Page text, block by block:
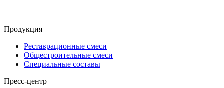
Продукция
Реставрационные смеси
Общестроительные смеси
Специальные составы
Пресс-центр